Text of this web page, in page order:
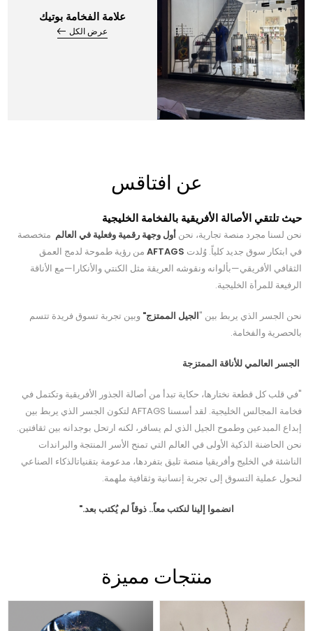
علامة الفخامة بوتيك
عرض الكل
عن افتاقس
حيث تلتقي الأصالة الأفريقية بالفخامة الخليجية
نحن لسنا مجرد منصة تجارية، نحنأول وجهة رقمية وفعلية في العالم متخصصة
في ابتكار سوق جديد كلياً. وُلدت AFTAGS من رؤية طموحة لدمج العمق
الثقافي الأفريقي—بألوانه ونقوشه العريقة مثل الكنتي والأنكارا—مع الأناقة
الرفيعة للمرأة الخليجية.
نحن الجسر الذي يربط بين "الجيل الممتزج" وبين تجربة تسوق فريدة تتسم
بالحصرية والفخامة.
الجسر العالمي للأناقة الممتزجة
"في قلب كل قطعة نختارها، حكاية تبدأ من أصالة الجذور الأفريقية وتكتمل في
فخامة المجالس الخليجية. لقد أسسنا AFTAGS لتكون الجسر الذي يربط بين
إبداع المبدعين وطموح الجيل الذي لم يسافر، لكنه ارتحل بوجدانه بين ثقافتين.
نحن الحاضنة الذكية الأولى في العالم التي تمنح الأسر المنتجة والبراندات
الناشئة في الخليج وأفريقيا منصة تليق بتفردها، مدعومة بتقنياتالذكاء الصناعي
لنحول عملية التسوق إلى تجربة إنسانية وثقافية ملهمة.
انضموا إلينا لنكتب معاً.. ذوقاً لم يُكتب بعد."
منتجات مميزة